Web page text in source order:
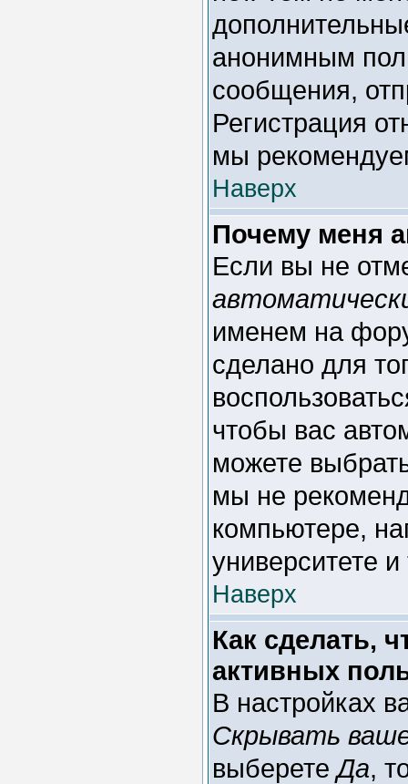
анонимным
сообщения,
Регистрация
мы
Наверх
Почему меня
Если вы не
именем на
сделано для
чтобы вас
можете
мы не
компьютере,
университете и
Наверх
Как сделать,
активных
В настройках
Скрывать
выберетеДа,